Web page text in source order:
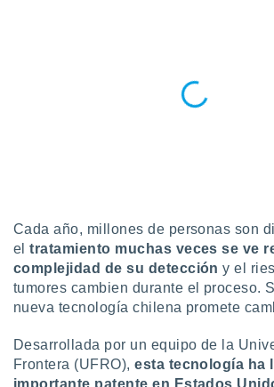
cookies
aceptar
de
sitio
En
de que
sean
Cada año, millones de personas son
eltratamiento muchas veces se ve
complejidad de su detección y el
tumores cambien durante el proceso.
nueva tecnología chilena promete
Desarrollada por un equipo de la
Frontera (UFRO),esta tecnología ha
importante patente en Estados